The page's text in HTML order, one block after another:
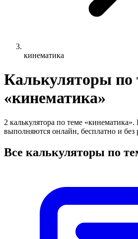
кинематика
Калькуляторы по
«кинематика»
2 калькулятора по теме «кинематика».
выполняются онлайн, бесплатно и без
Все калькуляторы по